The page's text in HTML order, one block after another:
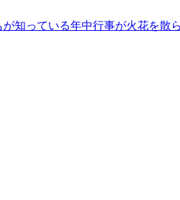
知っている年中行事が火花を